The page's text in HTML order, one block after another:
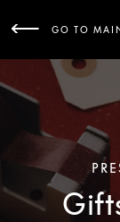
GO TO